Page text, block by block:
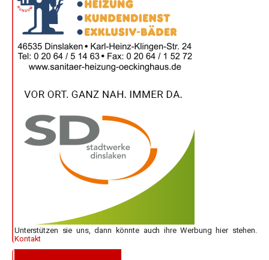
Unterstützen sie uns, dann könnte auch ihre Werbung hier stehen.
Kontakt